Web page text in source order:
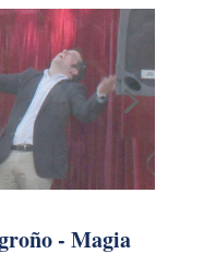
- Magia